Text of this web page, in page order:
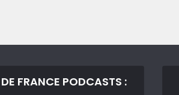
FRANCE PODCASTS :